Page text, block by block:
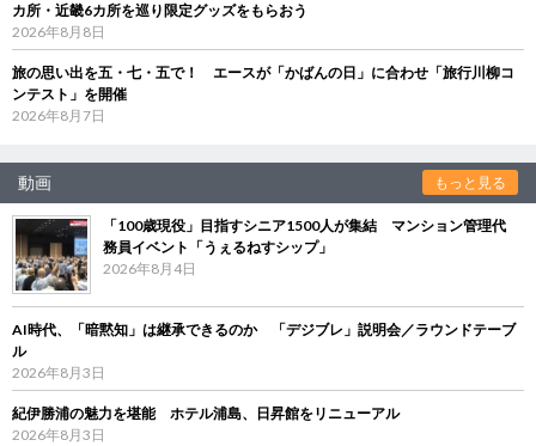
カ所・近畿6カ所を巡り限定グッズをもらおう
2026年8月8日
旅の思い出を五・七・五で！ エースが「かばんの日」に合わせ「旅行川柳コ
ンテスト」を開催
2026年8月7日
動画 もっと見る
「100歳現役」目指すシニア1500人が集結 マンション管理代
務員イベント「うぇるねすシップ」
2026年8月4日
AI時代、「暗黙知」は継承できるのか 「デジブレ」説明会／ラウンドテーブ
ル
2026年8月3日
紀伊勝浦の魅力を堪能 ホテル浦島、日昇館をリニューアル
2026年8月3日